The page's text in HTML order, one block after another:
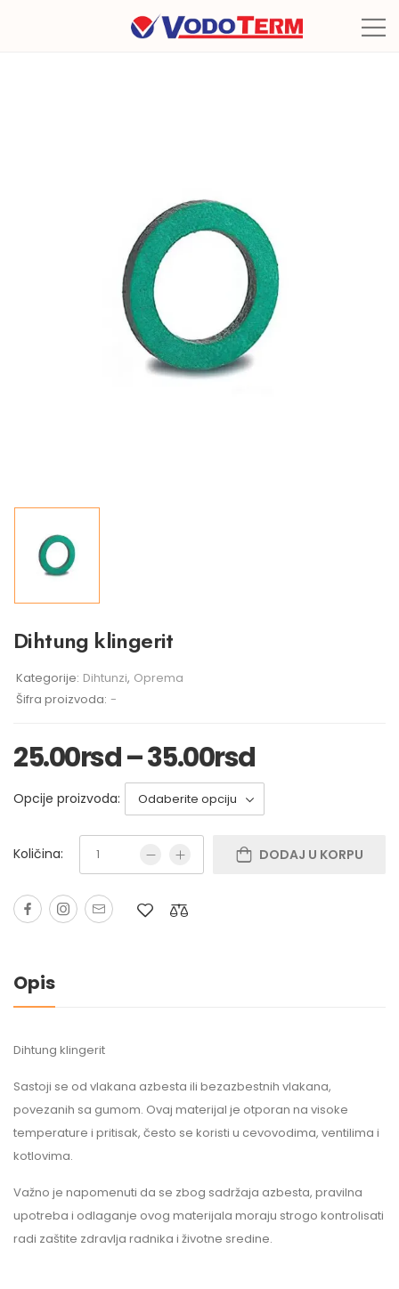
Dihtung klingerit
Kategorije: Dihtunzi, Oprema
Šifra proizvoda: -
25.00rsd–35.00rsd
Opcije proizvoda:
Količina: DODAJ U KORPU
Opis
Dihtung klingerit
Sastoji se od vlakana azbesta ili bezazbestnih vlakana,
povezanih sa gumom. Ovaj materijal je otporan na visoke
temperature i pritisak, često se koristi u cevovodima, ventilima i
kotlovima.
Važno je napomenuti da se zbog sadržaja azbesta, pravilna
upotreba i odlaganje ovog materijala moraju strogo kontrolisati
radi zaštite zdravlja radnika i životne sredine.